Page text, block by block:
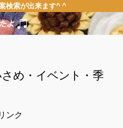
検索が出来ます^ ^
め・イベント・季
ンク